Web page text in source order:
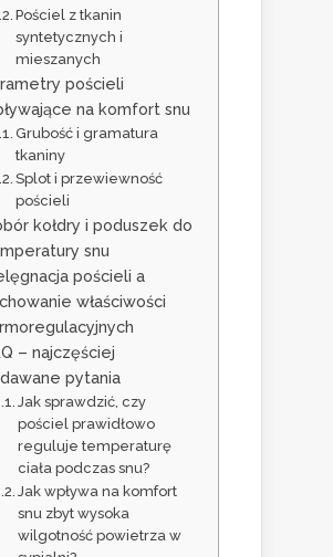
Pościel z tkanin
syntetycznych i
mieszanych
pościeli
na komfort snu
Grubość i gramatura
tkaniny
Splot i przewiewność
pościeli
kołdry i poduszek do
snu
pościeli a
właściwości
– najczęściej
pytania
Jak sprawdzić, czy
pościel prawidłowo
reguluje temperaturę
ciała podczas snu?
Jak wpływa na komfort
snu zbyt wysoka
wilgotność powietrza w